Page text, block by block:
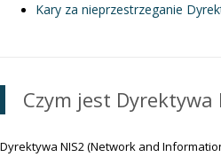
Kary za nieprzestrzeganie
Czym jest Dyrektywa
Dyrektywa NIS2 (Network and